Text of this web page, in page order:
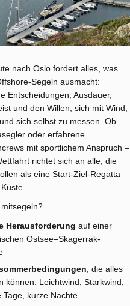
nach Oslo fordert alles, was
Segeln ausmacht:
Entscheidungen, Ausdauer,
und den Willen, sich mit Wind,
sich selbst zu messen. Ob
oder erfahrene
mit sportlichem Anspruch –
richtet sich an alle, die
als eine Start-Ziel-Regatta
Herausforderung auf einer
Ostsee–Skagerrak-
, die alles
können: Leichtwind, Starkwind,
Tage, kurze Nächte